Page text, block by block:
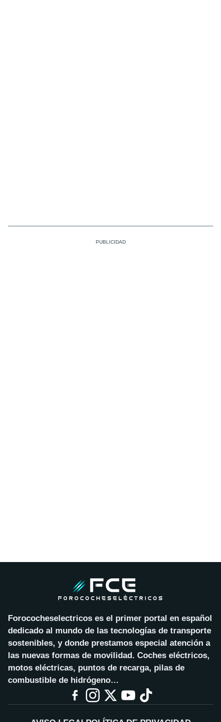
Forococheselectricos es el primer portal en español
dedicado al mundo de las tecnologías de transporte
sostenibles, y donde prestamos especial atención a
las nuevas formas de movilidad. Coches eléctricos,
motos eléctricas, puntos de recarga, pilas de
combustible de hidrógeno…